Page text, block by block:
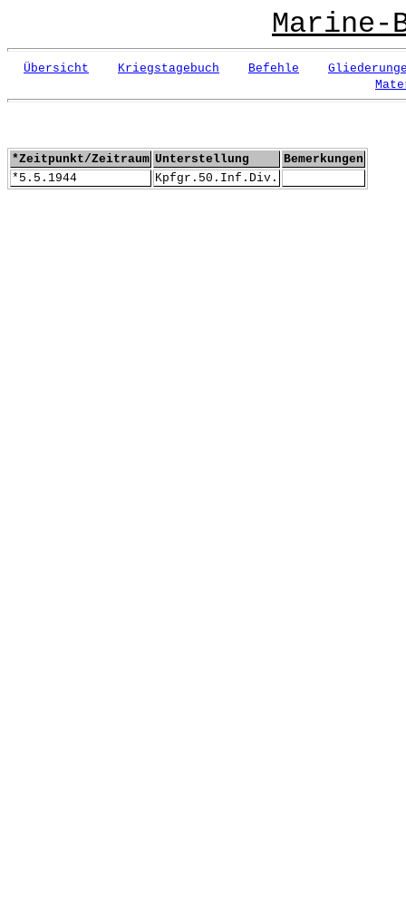
Übersicht Kriegstagebuch Befehle
*Zeitpunkt/Zeitraum Unterstellung
Bemerkungen
*5.5.1944
Kpfgr.50.Inf.Div.